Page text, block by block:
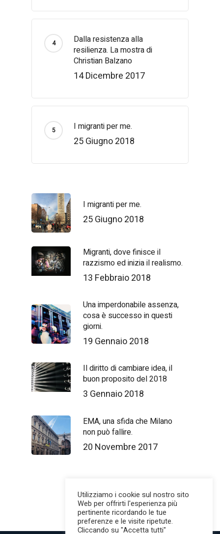
Dalla resistenza alla
resilienza. La mostra di
Christian Balzano
14 Dicembre 2017
I migranti per me.
25 Giugno 2018
I migranti per me.
25 Giugno 2018
Migranti, dove finisce il
razzismo ed inizia il realismo.
13 Febbraio 2018
Una imperdonabile assenza,
cosa è successo in questi
giorni.
19 Gennaio 2018
Il diritto di cambiare idea, il
buon proposito del 2018
3 Gennaio 2018
EMA, una sfida che Milano
non può fallire.
20 Novembre 2017
Utilizziamo i cookie sul nostro sito
Web per offrirti l'esperienza più
pertinente ricordando le tue
preferenze e le visite ripetute.
Cliccando su "Accetta tutti"